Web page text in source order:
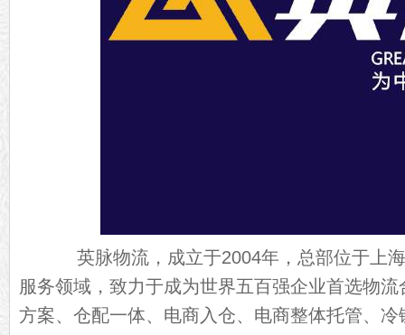
英脉物流，成立于2004年，总部位于上海
服务领域，致力于成为世界五百强企业首选物
方案、仓配一体、电商入仓、电商整体托管、